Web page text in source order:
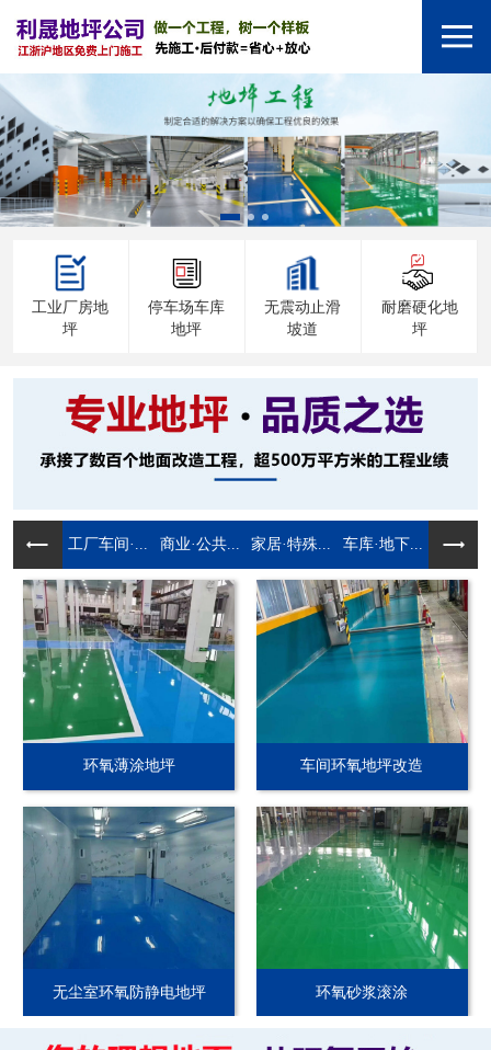
工业厂房地
坪
停车场车库
地坪
无震动止滑
坡道
耐磨硬化地
坪
工厂车间·... 商业·公共... 家居·特殊... 车库·地下...
环氧薄涂地坪 车间环氧地坪改造
无尘室环氧防静电地坪 环氧砂浆滚涂